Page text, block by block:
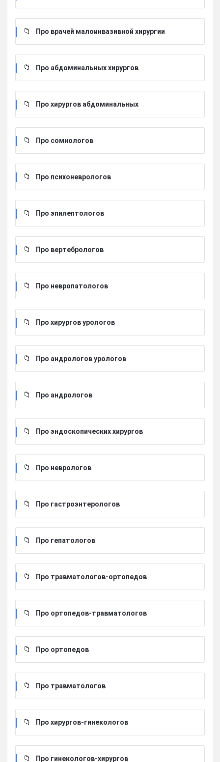
Про врачей малоинвазивной хирургии
Про абдоминальных хирургов
Про хирургов абдоминальных
Про сомнологов
Про психоневрологов
Про эпилептологов
Про вертебрологов
Про невропатологов
Про хирургов урологов
Про андрологов урологов
Про андрологов
Про эндоскопических хирургов
Про неврологов
Про гастроэнтерологов
Про гепатологов
Про травматологов-ортопедов
Про ортопедов-травматологов
Про ортопедов
Про травматологов
Про хирургов-гинекологов
Про гинекологов-хирургов